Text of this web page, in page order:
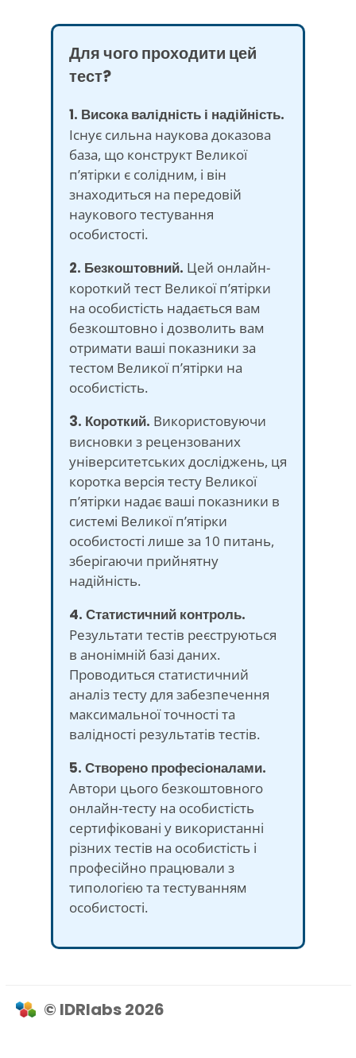
Для чого проходити цей
тест?
1. Висока валідність і надійність.
Існує сильна наукова доказова
база, що конструкт Великої
п’ятірки є солідним, і він
знаходиться на передовій
наукового тестування
особистості.
2. Безкоштовний. Цей онлайн-
короткий тест Великої п’ятірки
на особистість надається вам
безкоштовно і дозволить вам
отримати ваші показники за
тестом Великої п’ятірки на
особистість.
3. Короткий. Використовуючи
висновки з рецензованих
університетських досліджень, ця
коротка версія тесту Великої
п’ятірки надає ваші показники в
системі Великої п’ятірки
особистості лише за 10 питань,
зберігаючи прийнятну
надійність.
4. Статистичний контроль.
Результати тестів реєструються
в анонімній базі даних.
Проводиться статистичний
аналіз тесту для забезпечення
максимальної точності та
валідності результатів тестів.
5. Створено професіоналами.
Автори цього безкоштовного
онлайн-тесту на особистість
сертифіковані у використанні
різних тестів на особистість і
професійно працювали з
типологією та тестуванням
особистості.
© IDRlabs 2026